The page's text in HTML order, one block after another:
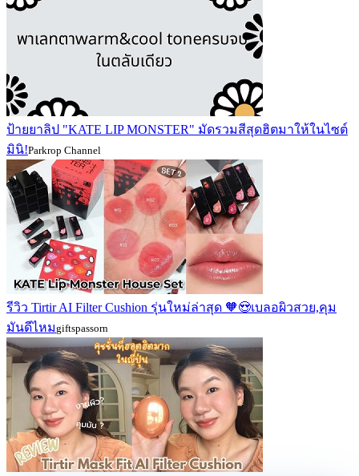
ป้ายยาลิป "KATE LIP MONSTER" มัดรวมสีสุดฮิตมาให้ในไซต์
มินิ!Parkrop Channel
รีวิว Tirtir AI Filter Cushion รุ่นใหม่ล่าสุด 🧡😍เบลอผิวสวย,คุม
มันดีไหมgiftspassorn